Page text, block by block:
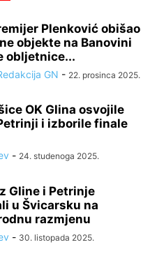
Plenković obišao
objekte na Banovini
obljetnice...
GN - 22. prosinca 2025.
OK Glina osvojile
i izborile finale
- 24. studenoga 2025.
Gline i Petrinje
u Švicarsku na
razmjenu
- 30. listopada 2025.